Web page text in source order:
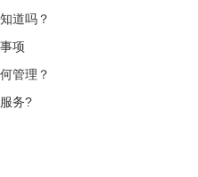
道吗？
项
管理？
务?